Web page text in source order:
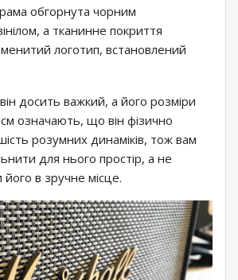
обгорнута чорним
а тканинне покриття
логотип, встановлений
досить важкий, а його розміри
означають, що він фізично
розумних динаміків, тож вам
для нього простір, а не
в зручне місце.